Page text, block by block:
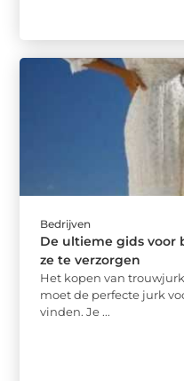
Bedrijven
De ultieme gids voor
ze te verzorgen
Het kopen van
moet de perfecte jurk
vinden. Je ...